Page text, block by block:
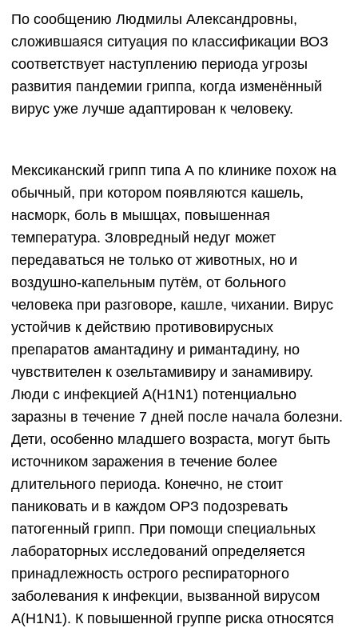
По сообщению Людмилы Александровны,
сложившаяся ситуация по классификации ВОЗ
соответствует наступлению периода угрозы
развития пандемии гриппа, когда изменённый
вирус уже лучше адаптирован к человеку.
Мексиканский грипп типа А по клинике похож на
обычный, при котором появляются кашель,
насморк, боль в мышцах, повышенная
температура. Зловредный недуг может
передаваться не только от животных, но и
воздушно-капельным путём, от больного
человека при разговоре, кашле, чихании. Вирус
устойчив к действию противовирусных
препаратов амантадину и римантадину, но
чувствителен к озельтамивиру и занамивиру.
Люди с инфекцией А(H1N1) потенциально
заразны в течение 7 дней после начала болезни.
Дети, особенно младшего возраста, могут быть
источником заражения в течение более
длительного периода. Конечно, не стоит
паниковать и в каждом ОРЗ подозревать
патогенный грипп. При помощи специальных
лабораторных исследований определяется
принадлежность острого респираторного
заболевания к инфекции, вызванной вирусом
А(H1N1). К повышенной группе риска относятся